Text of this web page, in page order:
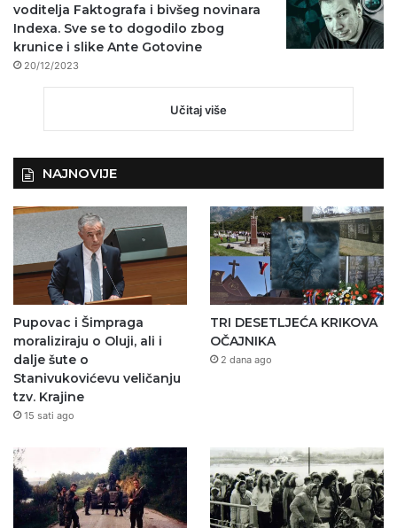
voditelja Faktografa i bivšeg novinara
Indexa. Sve se to dogodilo zbog
krunice i slike Ante Gotovine
20/12/2023
Učitaj više
NAJNOVIJE
Pupovac i Šimpraga
moraliziraju o Oluji, ali i
dalje šute o
Stanivukovićevu veličanju
tzv. Krajine
15 sati ago
TRI DESETLJEĆA KRIKOVA
OČAJNIKA
2 dana ago